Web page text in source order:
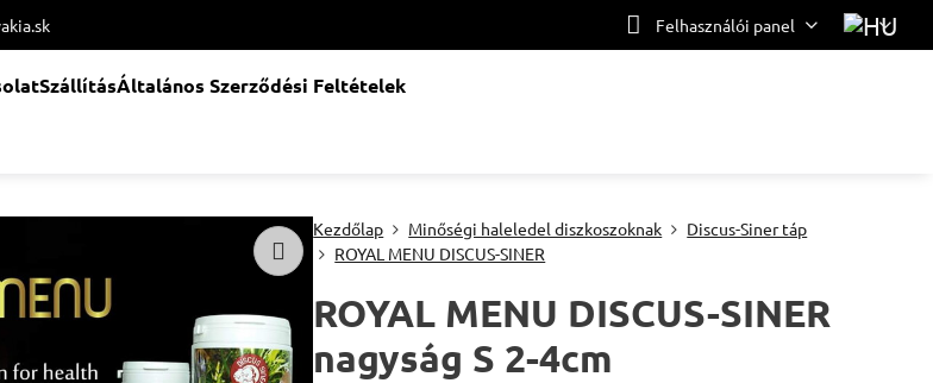
Felhasználói panel
SzállításÁltalános Szerződési Feltételek
Kezdőlap Minőségi haleledel diszkoszoknak
Discus-Siner táp
ROYAL MENU DISCUS-SINER
ROYAL MENU DISCUS-SINER
nagyság S 2-4cm